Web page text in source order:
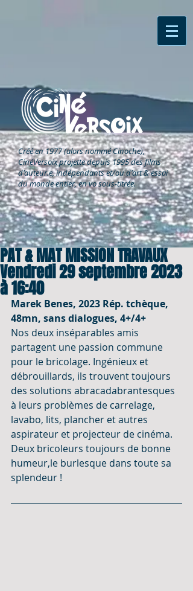
Créé en 1977 (alors nommé Cinoche),
CinéVersoixprojette depuis 1995 des films
d'auteur.e, indépendants et/ou d'art & essai
du monde entier, en vo sous-titrée.
PAT & MAT MISSION TRAVAUX
Vendredi 29 septembre 2023
à 16:40
Marek Benes, 2023 Rép. tchèque,
48mn, sans dialogues, 4+/4+
Nos deux inséparables amis
partagent une passion commune
pour le bricolage. Ingénieux et
débrouillards, ils trouvent toujours
des solutions abracadabrantesques
à leurs problèmes de carrelage,
lavabo, lits, plancher et autres
aspirateur et projecteur de cinéma.
Deux bricoleurs toujours de bonne
humeur,le burlesque dans toute sa
splendeur !